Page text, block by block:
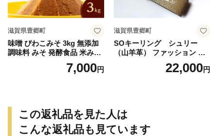
滋賀県豊郷町
味噌 びわこみそ 3kg 無添加
調味料 みそ 発酵食品 米みそ
7,000円
滋賀県豊郷町
SOキーリング シュリー
（山羊革） ファッション 小
物 アクセサリー 雑貨 日用品
文房具 レザー 高級革 名入れ
22,000円
この返礼品を見た人は
こんな返礼品も見ています